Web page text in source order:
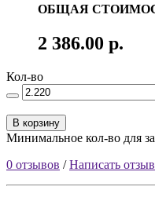
ОБЩАЯ
2 386.00 р.
Кол-во
В корзину
Минимальное кол-во для
0 отзывов /Написать отзыв